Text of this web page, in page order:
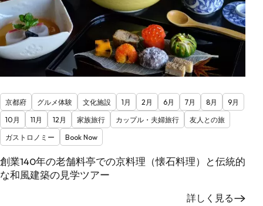
京都府 グルメ体験 文化施設 1月 2月 6月 7月 8月
9月
10月
11月 12月 家族旅行 カップル・夫婦旅行
友人との旅
ガストロノミー
Book Now
創業140年の老舗料亭での京料理（懐石料理）と伝統的
な和風建築の見学ツアー
詳しく見る